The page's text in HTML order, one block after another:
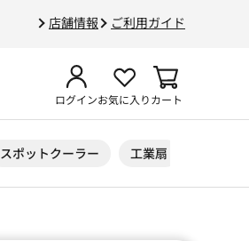
店舗情報 ご利用ガイド
ログインお気に入りカート
スポットクーラー 工業扇